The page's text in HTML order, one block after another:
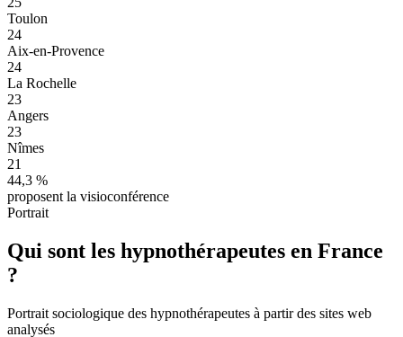
Toulon
24
Aix-en-Provence
24
La Rochelle
23
Angers
23
Nîmes
21
44,3 %
proposent la visioconférence
Portrait
Qui sont les hypnothérapeutes en France
?
Portrait sociologique des hypnothérapeutes à partir des sites web
analysés